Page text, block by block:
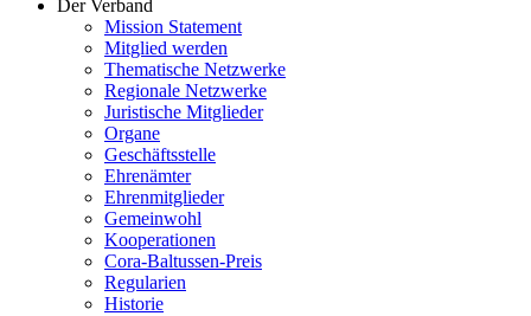
Der Verband
Mission Statement
Mitglied werden
Thematische Netzwerke
Regionale Netzwerke
Juristische Mitglieder
Organe
Geschäftsstelle
Ehrenämter
Ehrenmitglieder
Gemeinwohl
Kooperationen
Cora-Baltussen-Preis
Regularien
Historie